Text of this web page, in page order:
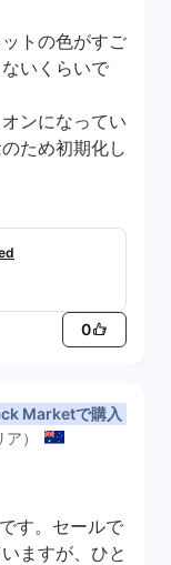
トの色がすご
いくらいで
ンになってい
ため初期化し
0
Marketで購入
）
す。セールで
ますが、ひと